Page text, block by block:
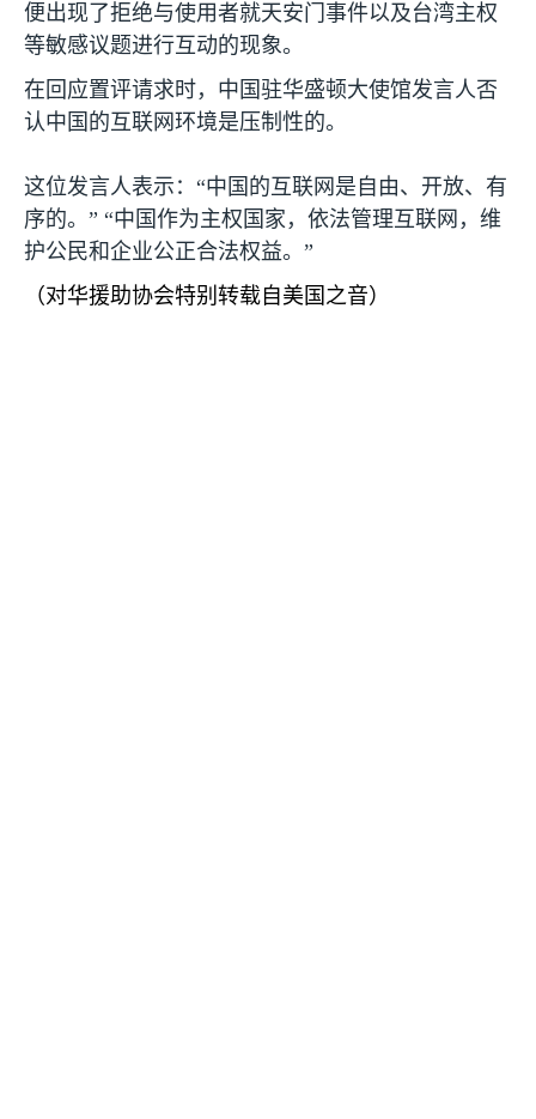
便出现了拒绝与使用者就天安门事件以及台湾主权
等敏感议题进行互动的现象。
在回应置评请求时，中国驻华盛顿大使馆发言人否
认中国的互联网环境是压制性的。
这位发言人表示：“中国的互联网是自由、开放、有
序的。” “中国作为主权国家，依法管理互联网，维
护公民和企业公正合法权益。”
（对华援助协会特别转载自美国之音）